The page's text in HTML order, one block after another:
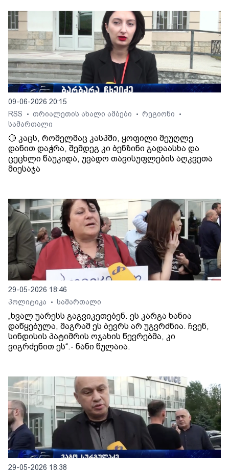
09-06-2026 20:15
RSS
• თრიალეთის ახალი ამბები • რეგიონი •
სამართალი
🔴 კაცს, რომელმაც კასპში, ყოფილი მეუღლე
დანით დაჭრა, შემდეგ კი ბენზინი გადაასხა და
ცეცხლი წაუკიდა, უვადო თავისუფლების აღკვეთა
მიესაჯა
29-05-2026 18:46
პოლიტიკა
• სამართალი
„ხვალ უარესს გაგვიკეთებენ. ეს კარგა ხანია
დაწყებულა, მაგრამ ეს ბევრს არ უგვრძნია. ჩვენ,
სინდისის პატიმრის ოჯახის წევრებმა, კი
ვიგრძენით ეს“.- ნანი წულაია.
29-05-2026 18:38